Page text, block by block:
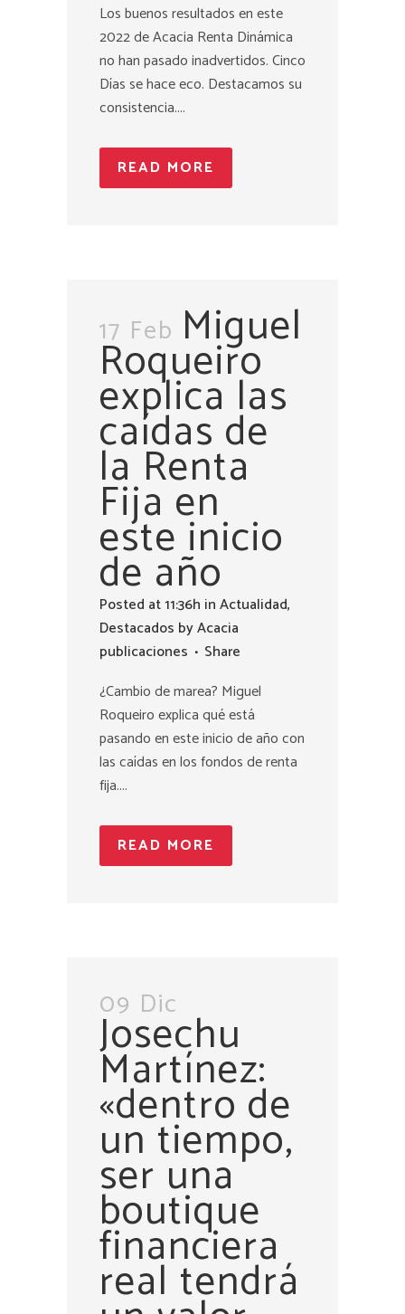
Los buenos resultados en este
2022 de Acacia Renta Dinámica
no han pasado inadvertidos. Cinco
Días se hace eco. Destacamos su
consistencia....
READ MORE
17 Feb Miguel
Roqueiro
explica las
caídas de
la Renta
Fija en
este inicio
de año
Posted at 11:36h inActualidad,
Destacados byAcacia
publicaciones
Share
¿Cambio de marea? Miguel
Roqueiro explica qué está
pasando en este inicio de año con
las caídas en los fondos de renta
fija....
READ MORE
09 Dic
Josechu
Martínez:
«dentro de
un tiempo,
ser una
boutique
financiera
real tendrá